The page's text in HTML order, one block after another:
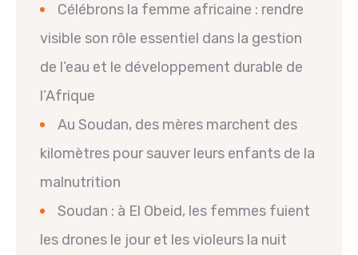
Célébrons la femme africaine : rendre
visible son rôle essentiel dans la gestion
de l’eau et le développement durable de
l’Afrique
Au Soudan, des mères marchent des
kilomètres pour sauver leurs enfants de la
malnutrition
Soudan : à El Obeid, les femmes fuient
les drones le jour et les violeurs la nuit